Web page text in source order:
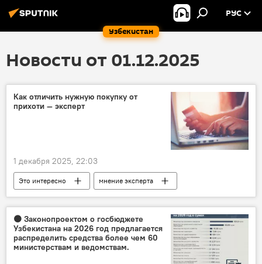
Узбекистан
РУС
Новости от 01.12.2025
Как отличить нужную покупку от
прихоти — эксперт
1 декабря 2025, 22:03
Это интересно
мнение эксперта
Покупки
🟠 Законопроектом о госбюджете
Узбекистана на 2026 год предлагается
распределить средства более чем 60
министерствам и ведомствам.